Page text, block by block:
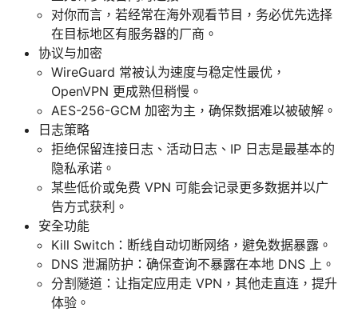
对你而言，若经常在海外观看节目，务必优先选择
在目标地区有服务器的厂商。
协议与加密
WireGuard 常被认为速度与稳定性最优，
OpenVPN 更成熟但稍慢。
AES-256-GCM 加密为主，确保数据难以被破解。
日志策略
拒绝保留连接日志、活动日志、IP 日志是最基本的
隐私承诺。
某些低价或免费 VPN 可能会记录更多数据并以广
告方式获利。
安全功能
Kill Switch：断线自动切断网络，避免数据暴露。
DNS 泄漏防护：确保查询不暴露在本地 DNS 上。
分割隧道：让指定应用走 VPN，其他走直连，提升
体验。